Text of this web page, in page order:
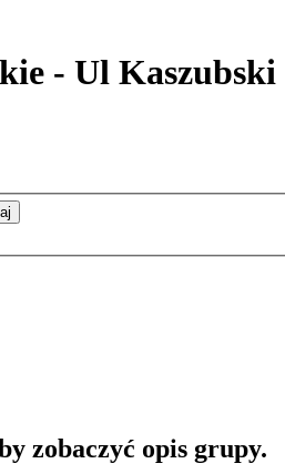
- Ul Kaszubski
zobaczyć opis grupy.